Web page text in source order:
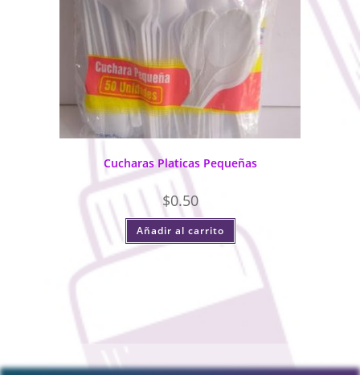
Cucharas Platicas Pequeñas
$0.50
Añadir al carrito